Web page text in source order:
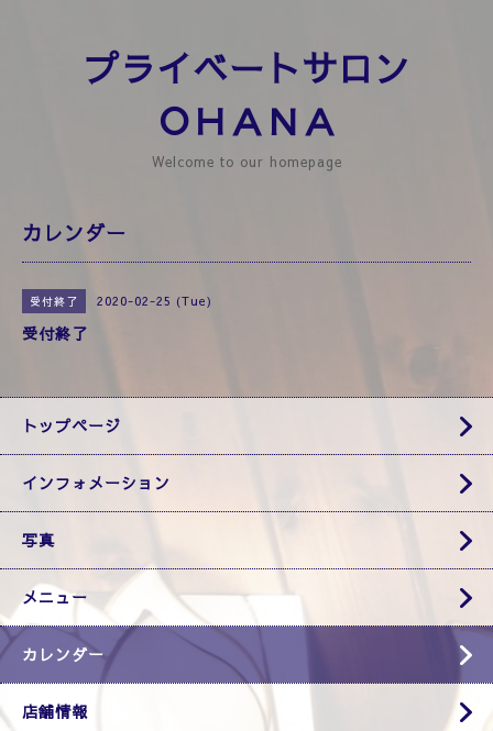
プライベートサロン
ＯＨＡＮＡ
Welcome to our homepage
カレンダー
受付終了 2020-02-25 (Tue)
受付終了
トップページ
インフォメーション
写真
メニュー
カレンダー
店舗情報